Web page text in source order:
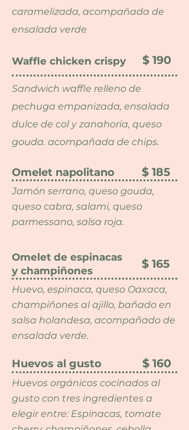
caramelizada, acompañada de
ensalada verde
Waffle chicken crispy $ 190
Sandwich waffle relleno de
pechuga empanizada, ensalada
dulce de col y zanahoria, queso
gouda. acompañada de chips.
Omelet napolitano $ 185
Jamón serrano, queso gouda,
queso cabra, salami, queso
parmessano, salsa roja.
Omelet de espinacas
y champiñones
$ 165
Huevo, espinaca, queso Oaxaca,
champiñones al ajillo, bañado en
salsa holandesa, acompañado de
ensalada verde.
Huevos al gusto $ 160
Huevos orgánicos cocinados al
gusto con tres ingredientes a
elegir entre: Espinacas, tomate